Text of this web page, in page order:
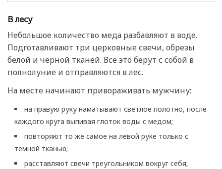
В лесу
Небольшое количество меда разбавляют в воде.
Подготавливают три церковные свечи, обрезы
белой и черной тканей. Все это берут с собой в
полнолуние и отправляются в лес.
На месте начинают привораживать мужчину:
на правую руку наматывают светлое полотно, после
каждого круга выпивая глоток воды с медом;
повторяют то же самое на левой руке только с
темной тканью;
расставляют свечи треугольником вокруг себя;